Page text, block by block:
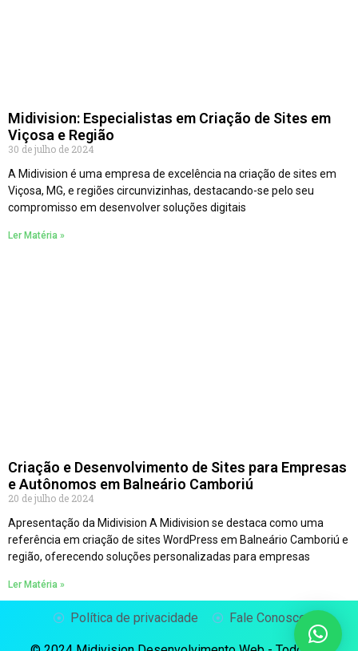
Midivision: Especialistas em Criação de Sites em
Viçosa e Região
30 de julho de 2024
A Midivision é uma empresa de excelência na criação de sites em
Viçosa, MG, e regiões circunvizinhas, destacando-se pelo seu
compromisso em desenvolver soluções digitais
Ler Matéria »
Criação e Desenvolvimento de Sites para Empresas
e Autônomos em Balneário Camboriú
20 de julho de 2024
Apresentação da Midivision A Midivision se destaca como uma
referência em criação de sites WordPress em Balneário Camboriú e
região, oferecendo soluções personalizadas para empresas
Ler Matéria »
Política de privacidade Fale Conosco